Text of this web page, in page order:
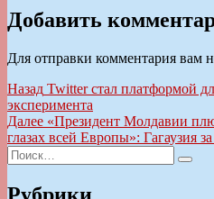
Добавить
Для отправки комментария вам
Навигация
по
записям
Назад Предыдущая
запись:
Twitter стал платформой
эксперимента
Далее Следующая
запись:
«Президент Молдавии
глазах всей Европы»: Гагаузия
Искать:
Поиск
Рубрики